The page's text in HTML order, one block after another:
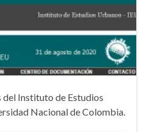
Instituto de Estudios
Nacional de Colombia.